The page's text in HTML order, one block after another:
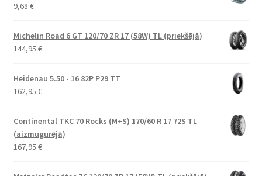
9,68 €
Michelin Road 6 GT 120/70 ZR 17 (58W) TL (priekšējā)
144,95 €
Heidenau 5.50 - 16 82P P29 TT
162,95 €
Continental TKC 70 Rocks (M+S) 170/60 R 17 72S TL
(aizmugurējā)
167,95 €